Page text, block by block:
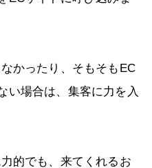
かったり、そもそもEC
い場合は、集客に力を入
的でも、来てくれるお